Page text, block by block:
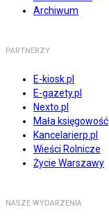
Archiwum
PARTNERZY
E-kiosk.pl
E-gazety.pl
Nexto.pl
Mała księgowość
Kancelarierp.pl
Wieści Rolnicze
Życie Warszawy
NASZE WYDARZENIA